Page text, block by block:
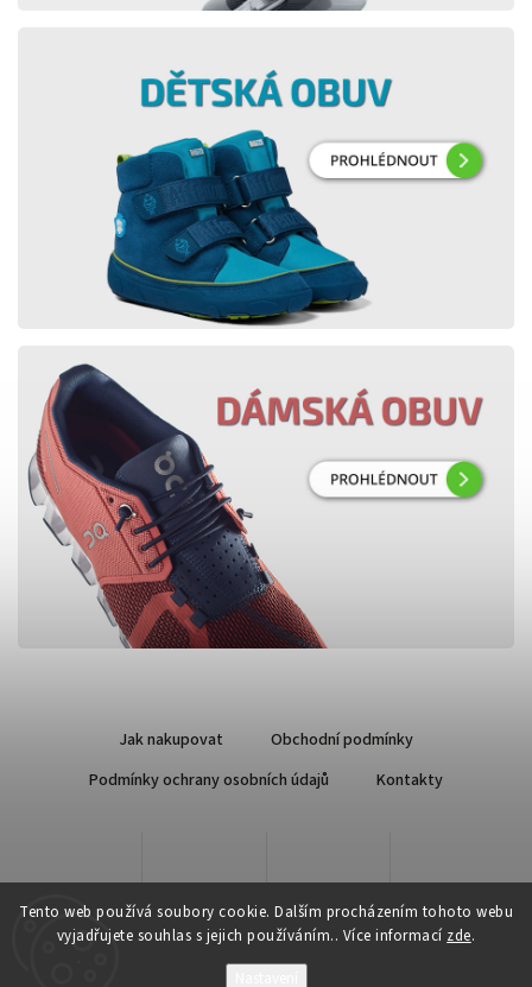
Tento web používá soubory cookie. Dalším procházením tohoto webu
vyjadřujete souhlas s jejich používáním.. Více informací zde.
Jak nakupovat
Obchodní podmínky
Podmínky ochrany osobních údajů
Kontakty